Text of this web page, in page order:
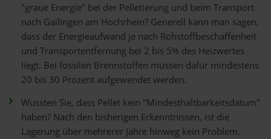
"graue Energie" bei der Pelletierung und beim Transport
nach Gailingen am Hochrhein? Generell kann man sagen,
dass der Energieaufwand je nach Rohstoffbeschaffenheit
und Transportentfernung bei 2 bis 5% des Heizwertes
liegt. Bei fossilen Brennstoffen müssen dafür mindestens
20 bis 30 Prozent aufgewendet werden.
Wussten Sie, dass Pellet kein "Mindesthaltbarkeitsdatum"
haben? Nach den bisherigen Erkenntnissen, ist die
Lagerung über mehrerer Jahre hinweg kein Problem.